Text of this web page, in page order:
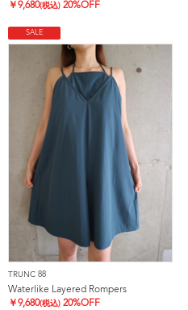
￥9,680(税込) 20%OFF
SALE
TRUNC 88
Waterlike Layered Rompers
￥9,680(税込) 20%OFF